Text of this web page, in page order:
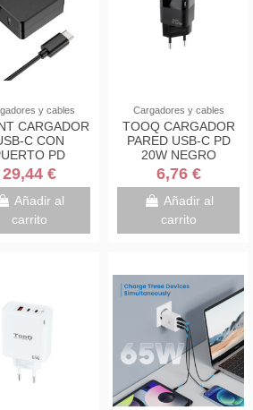
y cables
CARGADOR
C CON
PD
DELIVERY)
CON PUERTO
USB-A
29,44 €
Añadir al
carrito
Cargadores y cables
TOOQ CARGADOR
PARED USB-C PD
20W NEGRO
(TQWC-PD20)
6,76 €
Añadir al
carrito